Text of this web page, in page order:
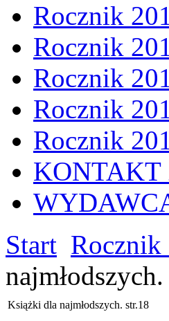
Rocznik
Rocznik
Rocznik
Rocznik
Rocznik
KONTAKT
Start Rocznik
Książki dla najmłodszych. str.18